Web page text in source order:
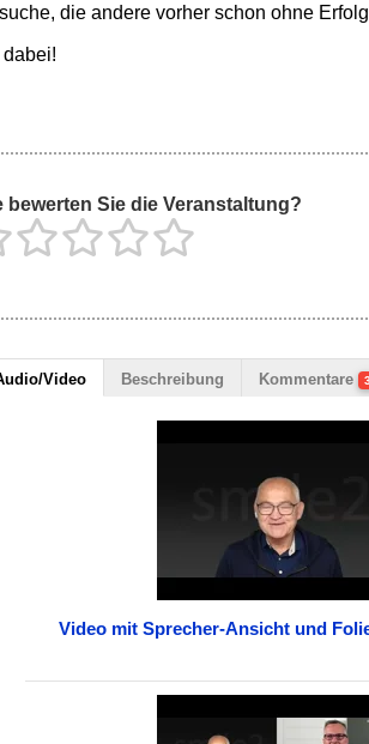
die andere vorher schon ohne
bewerten Sie die Veranstaltung?
Video Beschreibung Kommentare 3
Video mit Sprecher-Ansicht und